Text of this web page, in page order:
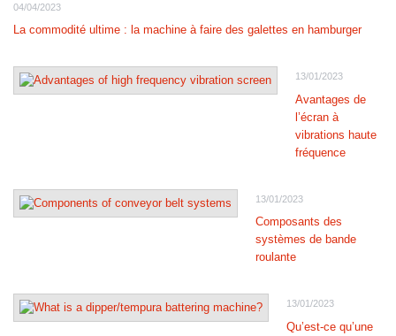
04/04/2023
La commodité ultime : la machine à faire des galettes en hamburger
13/01/2023
Avantages de
l’écran à
vibrations haute
fréquence
13/01/2023
Composants des
systèmes de bande
roulante
13/01/2023
Qu’est-ce qu’une